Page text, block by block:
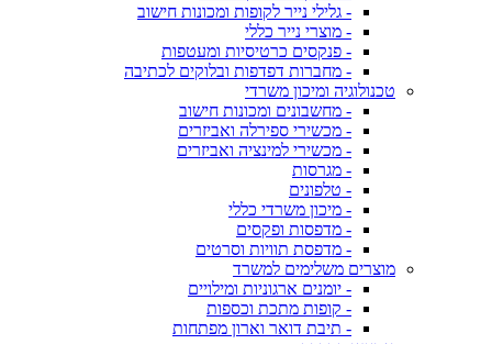
- גלילי נייר לקופות ומכונות חישוב
- מוצרי נייר כללי
- פנקסים כרטיסיות ומעטפות
- מחברות דפדפות ובלוקים לכתיבה
טכנולוגיה ומיכון משרדי
- מחשבונים ומכונות חישוב
- מכשירי ספירלה ואביזרים
- מכשירי למינציה ואביזרים
- מגרסות
- טלפונים
- מיכון משרדי כללי
- מדפסות ופקסים
- מדפסת תוויות וסרטים
מוצרים משלימים למשרד
- יומנים ארגוניות ומילויים
- קופות מתכת וכספות
- תיבת דואר וארון מפתחות